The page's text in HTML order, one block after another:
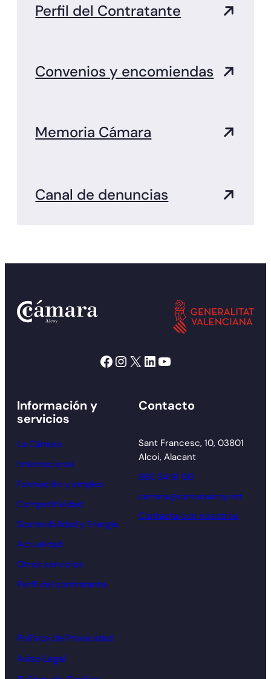
Perfil del Contratante
Convenios y encomiendas
Memoria Cámara
Canal de denuncias
Facebook Instagram X LinkedIn YouTube
Información y
servicios
La Cámara
Internacional
Formación y empleo
Competitividad
Sostenibilidad y Energía
Actualidad
Otros servicios
Perfil del contratante
Contacto
Sant Francesc, 10, 03801
Alcoi, Alacant
965 54 91 00
camara@camaraalcoy.net
Contacta con nosotros
Política de Privacidad
Aviso Legal